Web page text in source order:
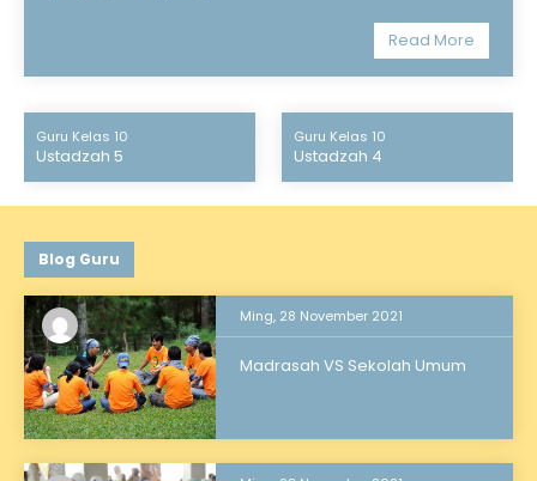
Read More
Guru Kelas 10
Ustadzah 5
Guru Kelas 10
Ustadzah 4
Blog Guru
Ming, 28 November 2021
Madrasah VS Sekolah Umum